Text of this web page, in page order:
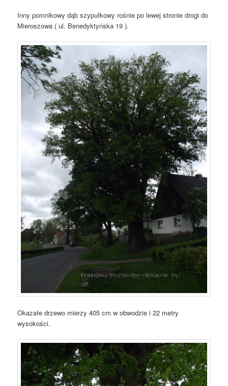
Inny pomnikowy dąb szypułkowy rośnie po lewej stronie drogi do
Mieroszowa ( ul. Benedyktyńska 19 ).
Okazałe drzewo mierzy 405 cm w obwodzie i 22 metry
wysokości.